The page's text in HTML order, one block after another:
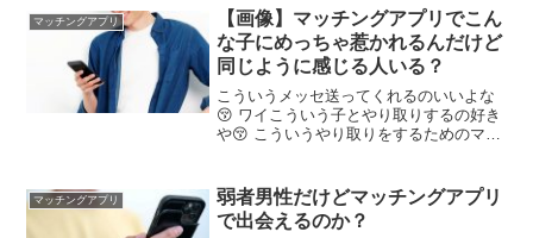
相手に趣味嗜好話題共通点合わせろ 男の
自撮りはウケ悪いぞ 恥を忍んで撮っても
らえ。ワイも他撮りしたらマッチング率
上がったし
マッチングアプリ
【画像】マッチングアプリでこん
な子にめっちゃ惹かれるんだけど
同じように感じる人いる？
こういうメッセ送ってくれるのいいよな
😚 ワイこういう子とやり取りするの好き
や😚 こういうやり取りをするためのマッ
最高やな せやろ？こういうのがいいんだ
よな 質問してくれる女の人はええやん
マッチングアプリ
弱者男性だけどマッチングアプリ
で出会えるのか？